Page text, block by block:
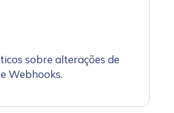
sobre alterações de
Webhooks.